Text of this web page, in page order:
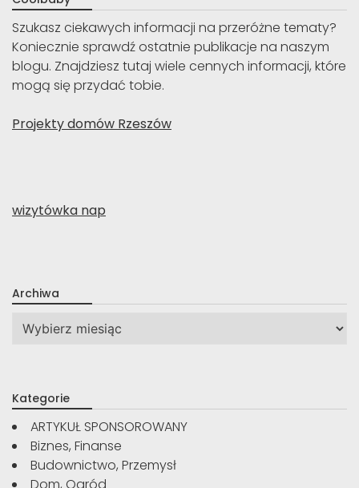
Szukasz ciekawych informacji na przeróżne tematy?
Koniecznie sprawdź ostatnie publikacje na naszym
blogu. Znajdziesz tutaj wiele cennych informacji, które
mogą się przydać tobie.
Projekty domów Rzeszów
wizytówka nap
Archiwa
Archiwa
Kategorie
ARTYKUŁ SPONSOROWANY
Biznes, Finanse
Budownictwo, Przemysł
Dom, Ogród